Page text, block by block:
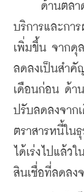
ด้านตลาดแ
บริการและกา
เพิ่มขึ้น จากดุ
ลดลงเป็นสำคั
เดือนก่อน ด้า
ปรับลดลงจาก
ตราสารหนี้ใน
ได้เร่งไปแล้ว
สินเชื่อที่ลดลง